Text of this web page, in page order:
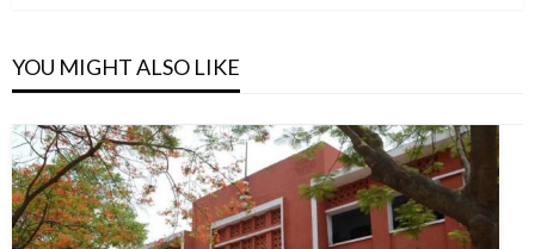
YOU MIGHT ALSO LIKE